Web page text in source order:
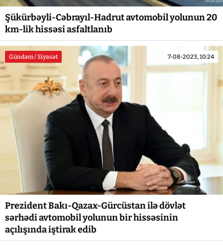
Şükürbəyli-Cəbrayıl-Hadrut avtomobil yolunun 20
km-lik hissəsi asfaltlanıb
Gündəm / Siyasət 7-08-2023, 10:24
Prezident Bakı-Qazax-Gürcüstan ilə dövlət
sərhədi avtomobil yolunun bir hissəsinin
açılışında iştirak edib